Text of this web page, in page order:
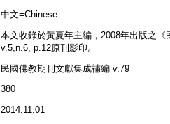
中文=Chinese
本文收錄於黃夏年主編，2008年出版之《
v.5,n.6, p.12原刊影印。
民國佛教期刊文獻集成補編 v.79
380
2014.11.01